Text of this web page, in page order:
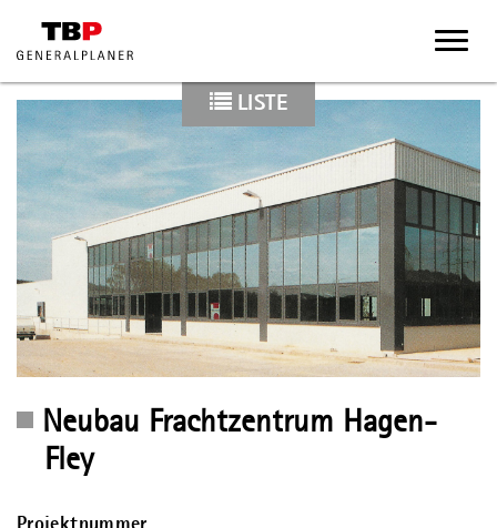
Neubau Frachtzentrum Hagen-
Fley
LISTE